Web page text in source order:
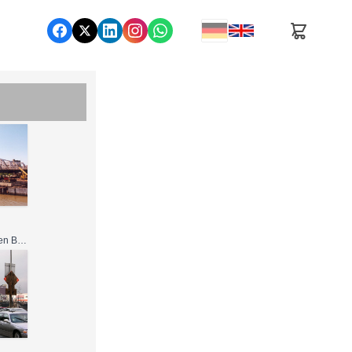
Nutzung gemäß den Bedingungen